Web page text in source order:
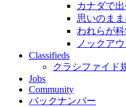
カナダで
思いのま
われらが
ノックア
Classifieds
クラシファイド
Jobs
Community
バックナンバー